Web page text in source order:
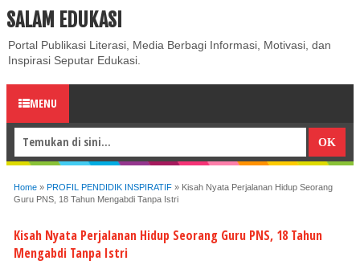
ABOUT CONTACT US
SALAM EDUKASI
Portal Publikasi Literasi, Media Berbagi Informasi, Motivasi, dan
Inspirasi Seputar Edukasi.
MENU
Home » PROFIL PENDIDIK INSPIRATIF » Kisah Nyata Perjalanan Hidup Seorang
Guru PNS, 18 Tahun Mengabdi Tanpa Istri
Kisah Nyata Perjalanan Hidup Seorang Guru PNS, 18 Tahun
Mengabdi Tanpa Istri